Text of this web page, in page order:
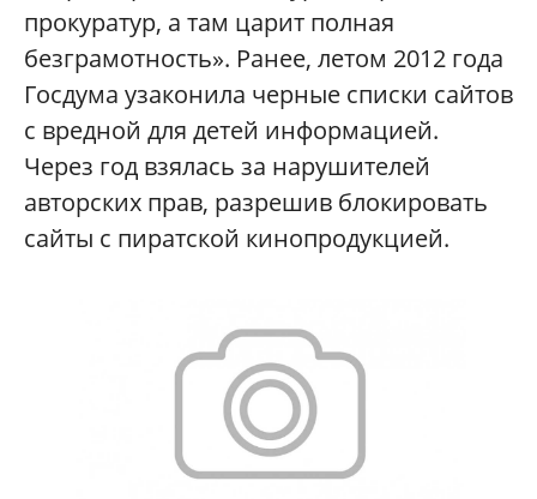
прокуратур, а там царит полная
безграмотность». Ранее, летом 2012 года
Госдума узаконила черные списки сайтов
с вредной для детей информацией.
Через год взялась за нарушителей
авторских прав, разрешив блокировать
сайты с пиратской кинопродукцией.